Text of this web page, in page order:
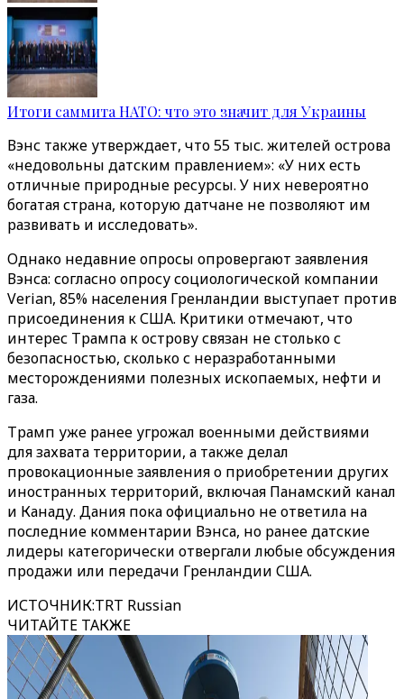
Итоги саммита НАТО: что это значит для Украины
Вэнс также утверждает, что 55 тыс. жителей острова
«недовольны датским правлением»: «У них есть
отличные природные ресурсы. У них невероятно
богатая страна, которую датчане не позволяют им
развивать и исследовать».
Однако недавние опросы опровергают заявления
Вэнса: согласно опросу социологической компании
Verian, 85% населения Гренландии выступает против
присоединения к США. Критики отмечают, что
интерес Трампа к острову связан не столько с
безопасностью, сколько с неразработанными
месторождениями полезных ископаемых, нефти и
газа.
Трамп уже ранее угрожал военными действиями
для захвата территории, а также делал
провокационные заявления о приобретении других
иностранных территорий, включая Панамский канал
и Канаду. Дания пока официально не ответила на
последние комментарии Вэнса, но ранее датские
лидеры категорически отвергали любые обсуждения
продажи или передачи Гренландии США.
ИСТОЧНИК:TRT Russian
ЧИТАЙТЕ ТАКЖЕ